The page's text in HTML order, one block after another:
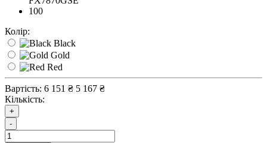
100
Колір:
Black
Gold
Red
Вартість: 6 151 ₴ 5 167 ₴
Кількість:
+
-